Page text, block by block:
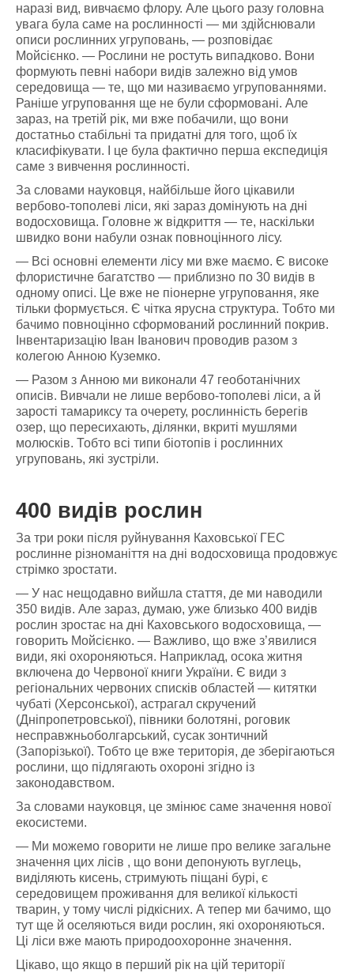
наразі вид, вивчаємо флору. Але цього разу головна
увага була саме на рослинності — ми здійснювали
описи рослинних угруповань, — розповідає
Мойсієнко. — Рослини не ростуть випадково. Вони
формують певні набори видів залежно від умов
середовища — те, що ми називаємо угрупованнями.
Раніше угруповання ще не були сформовані. Але
зараз, на третій рік, ми вже побачили, що вони
достатньо стабільні та придатні для того, щоб їх
класифікувати. І це була фактично перша експедиція
саме з вивчення рослинності.
За словами науковця, найбільше його цікавили
вербово-тополеві ліси, які зараз домінують на дні
водосховища. Головне ж відкриття — те, наскільки
швидко вони набули ознак повноцінного лісу.
— Всі основні елементи лісу ми вже маємо. Є високе
флористичне багатство — приблизно по 30 видів в
одному описі. Це вже не піонерне угруповання, яке
тільки формується. Є чітка ярусна структура. Тобто ми
бачимо повноцінно сформований рослинний покрив.
Інвентаризацію Іван Іванович проводив разом з
колегою Анною Куземко.
— Разом з Анною ми виконали 47 геоботанічних
описів. Вивчали не лише вербово-тополеві ліси, а й
зарості тамариксу та очерету, рослинність берегів
озер, що пересихають, ділянки, вкриті мушлями
молюсків. Тобто всі типи біотопів і рослинних
угруповань, які зустріли.
400 видів рослин
За три роки після руйнування Каховської ГЕС
рослинне різноманіття на дні водосховища продовжує
стрімко зростати.
— У нас нещодавно вийшла стаття, де ми наводили
350 видів. Але зараз, думаю, уже близько 400 видів
рослин зростає на дні Каховського водосховища, —
говорить Мойсієнко. — Важливо, що вже з’явилися
види, які охороняються. Наприклад, осока житня
включена до Червоної книги України. Є види з
регіональних червоних списків областей — китятки
чубаті (Херсонської), астрагал скручений
(Дніпропетровської), півники болотяні, роговик
несправжньоболгарський, сусак зонтичний
(Запорізької). Тобто це вже територія, де зберігаються
рослини, що підлягають охороні згідно із
законодавством.
За словами науковця, це змінює саме значення нової
екосистеми.
— Ми можемо говорити не лише про велике загальне
значення цих лісів , що вони депонують вуглець,
виділяють кисень, стримують піщані бурі, є
середовищем проживання для великої кількості
тварин, у тому числі рідкісних. А тепер ми бачимо, що
тут ще й оселяються види рослин, які охороняються.
Ці ліси вже мають природоохоронне значення.
Цікаво, що якщо в перший рік на цій території